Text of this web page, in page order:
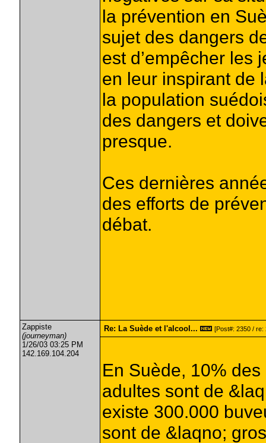
la prévention en
sujet des dangers
est d’empêcher les
en leur inspirant de
la population
des dangers et
presque.
Ces dernières
des efforts de
débat.
Zappiste
(journeyman)
1/26/03 03:25 PM
142.169.104.204
Re: La Suède et l'alcool... [Post#: 2350 / re:
En Suède, 10%
adultes sont de
existe 300.000
sont de &laqno;